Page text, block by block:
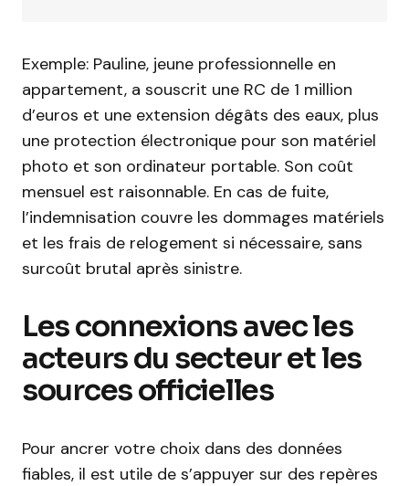
Exemple: Pauline, jeune professionnelle en
appartement, a souscrit une RC de 1 million
d’euros et une extension dégâts des eaux, plus
une protection électronique pour son matériel
photo et son ordinateur portable. Son coût
mensuel est raisonnable. En cas de fuite,
l’indemnisation couvre les dommages matériels
et les frais de relogement si nécessaire, sans
surcoût brutal après sinistre.
Les connexions avec les
acteurs du secteur et les
sources officielles
Pour ancrer votre choix dans des données
fiables, il est utile de s’appuyer sur des repères